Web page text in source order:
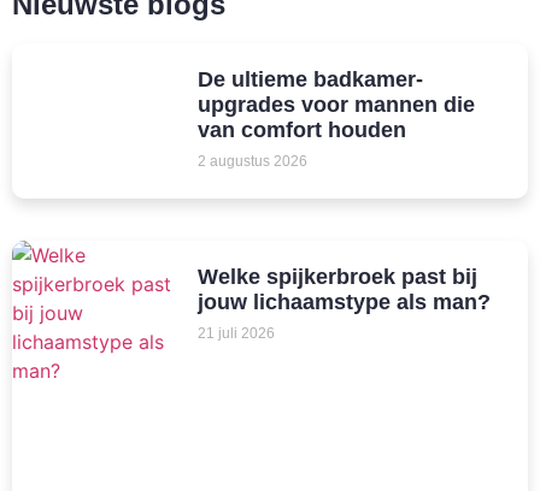
De ultieme badkamer-
upgrades voor mannen die
van comfort houden
2 augustus 2026
Welke spijkerbroek past bij
jouw lichaamstype als man?
21 juli 2026